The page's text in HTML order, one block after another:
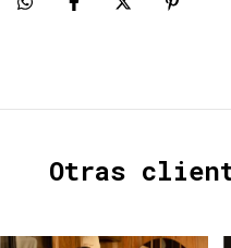
Otras